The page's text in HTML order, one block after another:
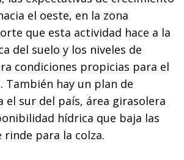
el oeste, en la zona
que esta actividad hace a la
del suelo y los niveles de
condiciones propicias para el
También hay un plan de
el sur del país, área girasolera
hídrica que baja las
rinde para la colza.